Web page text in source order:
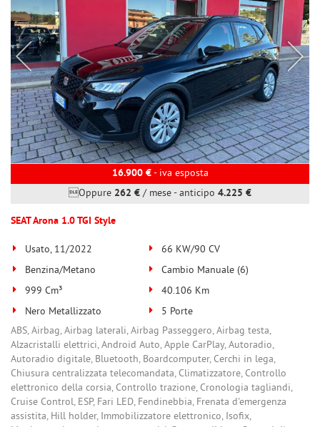
16.900 €- iva esposta
Oppure 262 € / mese-anticipo 4.225 €
SEAT Arona 1.0 TGI Style
Usato, 11/2022
66 KW/90 CV
Benzina/Metano
Cambio Manuale (6)
999 Cm³
40.106 Km
Nero Metallizzato
5 Porte
ABS, Airbag, Airbag laterali, Airbag Passeggero, Airbag testa,
Alzacristalli elettrici, Android Auto, Apple CarPlay, Autoradio,
Autoradio digitale, Bluetooth, Boardcomputer, Cerchi in lega,
Chiusura centralizzata telecomandata, Climatizzatore, Controllo
elettronico della corsia, Controllo trazione, Cronologia tagliandi,
Cruise Control, ESP, Fari LED, Fendinebbia, Frenata d'emergenza
assistita, Hill holder, Immobilizzatore elettronico, Isofix,